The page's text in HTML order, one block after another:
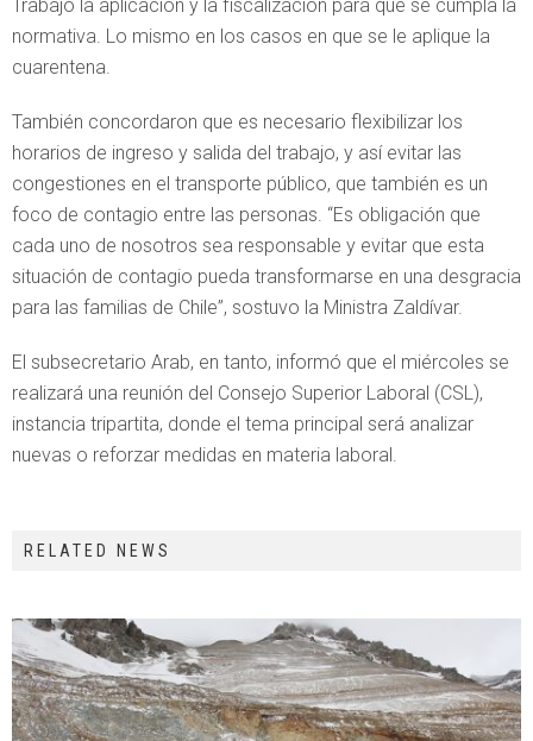
Trabajo la aplicación y la fiscalización para que se cumpla la
normativa. Lo mismo en los casos en que se le aplique la
cuarentena.
También concordaron que es necesario flexibilizar los
horarios de ingreso y salida del trabajo, y así evitar las
congestiones en el transporte público, que también es un
foco de contagio entre las personas. “Es obligación que
cada uno de nosotros sea responsable y evitar que esta
situación de contagio pueda transformarse en una desgracia
para las familias de Chile”, sostuvo la Ministra Zaldívar.
El subsecretario Arab, en tanto, informó que el miércoles se
realizará una reunión del Consejo Superior Laboral (CSL),
instancia tripartita, donde el tema principal será analizar
nuevas o reforzar medidas en materia laboral.
RELATED NEWS